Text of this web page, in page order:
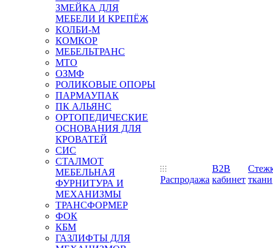
ЗМЕЙКА ДЛЯ
МЕБЕЛИ И КРЕПЁЖ
КОЛБИ-М
КОМКОР
МЕБЕЛЬТРАНС
MTO
ОЗМФ
РОЛИКОВЫЕ ОПОРЫ
ПАРМАУПАК
ПК АЛЬЯНС
ОРТОПЕДИЧЕСКИЕ
ОСНОВАНИЯ ДЛЯ
КРОВАТЕЙ
СИС
СТАЛМОТ
МЕБЕЛЬНАЯ
ФУРНИТУРА И
МЕХАНИЗМЫ
ТРАНСФОРМЕР
ФОК
КБМ
ГАЗЛИФТЫ ДЛЯ
Распродажа
B2B
кабинет ткани